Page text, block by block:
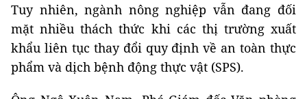
Tuy nhiên, ngành nông nghiệp vẫn đang đối
mặt nhiều thách thức khi các thị trường xuất
khẩu liên tục thay đổi quy định về an toàn thực
phẩm và dịch bệnh động thực vật (SPS).